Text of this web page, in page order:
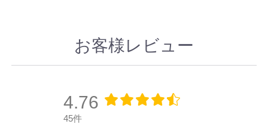
お客様レビュー
4.76
45件